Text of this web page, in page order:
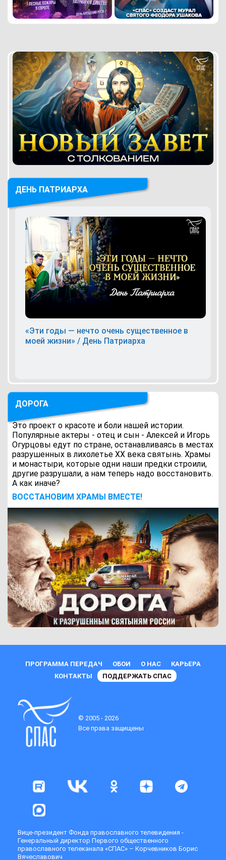
ДЕНЬ ПАТРИАРХА
«Эти годы — нечто очень существенное в
моей жизни» / День Патриарха
ДОРОГА
Это проект о красоте и боли нашей истории.
Популярные актеры - отец и сын - Алексей и Игорь
Огурцовы едут по стране, останавливаясь в местах
разрушенных в лихолетье ХХ века святынь. Храмы
и монастыри, которые одни наши предки строили,
другие разрушали, а нам теперь надо восстановить.
А как иначе?
ВОCСТАНОВИМ ХРАМЫ ВМЕСТЕ!
ПРОГРАММА ПЕРЕДАЧ ОБОИ О НАС
КАРЬЕРА
КОНТАКТЫ
ПОДДЕРЖАТЬ СПАС
© 2005 - 2026
Все права защищены
Вице-президент Фонда православного телевидения -
Генеральный директор Первого общественного
православного телеканала «СПАС» – Корчевников Борис
Вячеславович